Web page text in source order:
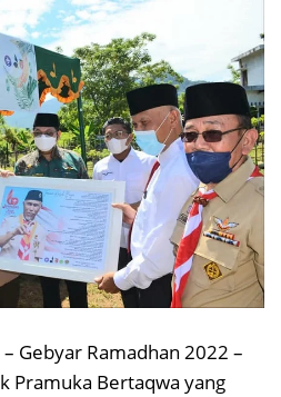
Gebyar Ramadhan 2022 –
Pramuka Bertaqwa yang